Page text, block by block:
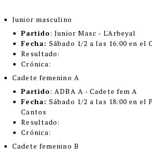
Junior masculino
Partido: Junior Masc - L'Arbeyal
Fecha:Sábado 1/2 a las 16:00 en el
Resultado:
Crónica:
Cadete femenino A
Partido: ADBA A - Cadete fem A
Fecha:Sábado 1/2 a las 18:00 en el
Cantos
Resultado:
Crónica:
Cadete femenino B